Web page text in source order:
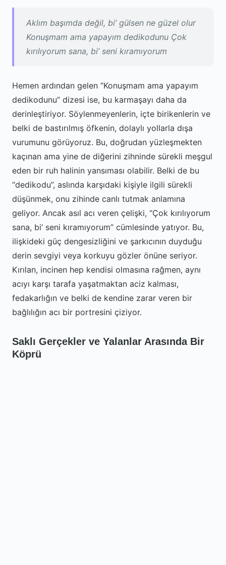
Aklım başımda değil, bi’ gülsen ne güzel olur
Konuşmam ama yapayım dedikodunu Çok
kırılıyorum sana, bi’ seni kıramıyorum
Hemen ardından gelen “Konuşmam ama yapayım
dedikodunu” dizesi ise, bu karmaşayı daha da
derinleştiriyor. Söylenmeyenlerin, içte birikenlerin ve
belki de bastırılmış öfkenin, dolaylı yollarla dışa
vurumunu görüyoruz. Bu, doğrudan yüzleşmekten
kaçınan ama yine de diğerini zihninde sürekli meşgul
eden bir ruh halinin yansıması olabilir. Belki de bu
“dedikodu”, aslında karşıdaki kişiyle ilgili sürekli
düşünmek, onu zihinde canlı tutmak anlamına
geliyor. Ancak asıl acı veren çelişki, “Çok kırılıyorum
sana, bi’ seni kıramıyorum” cümlesinde yatıyor. Bu,
ilişkideki güç dengesizliğini ve şarkıcının duyduğu
derin sevgiyi veya korkuyu gözler önüne seriyor.
Kırılan, incinen hep kendisi olmasına rağmen, aynı
acıyı karşı tarafa yaşatmaktan aciz kalması,
fedakarlığın ve belki de kendine zarar veren bir
bağlılığın acı bir portresini çiziyor.
Saklı Gerçekler ve Yalanlar Arasında Bir
Köprü